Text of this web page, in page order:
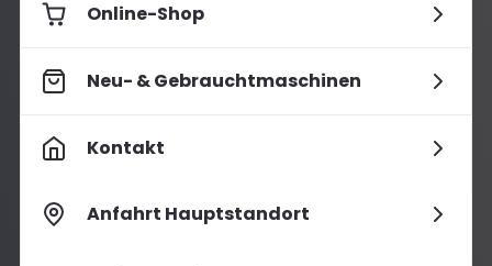
Online-Shop
Neu- & Gebrauchtmaschinen
Kontakt
Anfahrt Hauptstandort